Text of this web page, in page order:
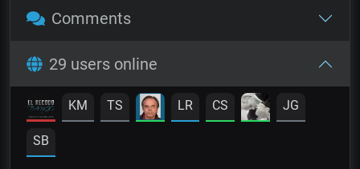
Comments
29 users online
KM TS LR CS JG
SB